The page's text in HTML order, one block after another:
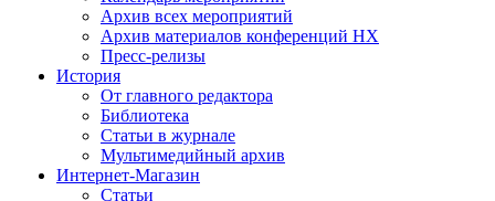
Архив всех мероприятий
Архив материалов конференций НХ
Пресс-релизы
История
От главного редактора
Библиотека
Статьи в журнале
Мультимедийный архив
Интернет-Магазин
Статьи